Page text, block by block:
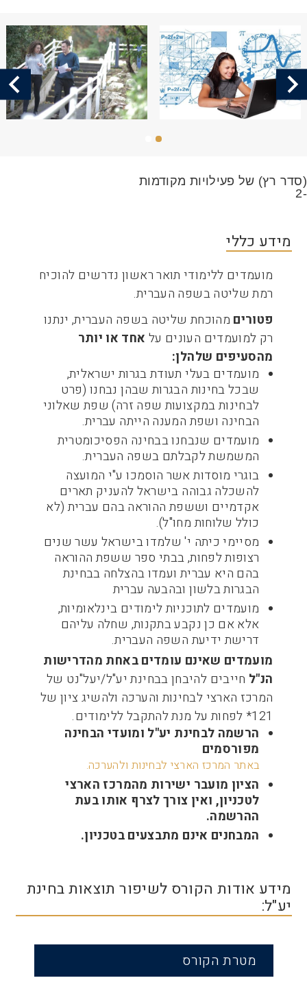
תמונה תמונה
(סדר רץ) של פעילויות מקודמות
-2
מידע כללי
מועמדים ללימודי תואר ראשון נדרשים להוכיח
רמת שליטה בשפה העברית.
פטורים מהוכחת שליטה בשפה העברית, ינתנו
רק למועמדים העונים על אחד או יותר
מהסעיפים שלהלן:
מועמדים בעלי תעודת בגרות ישראלית,
שבכל בחינות הבגרות שבהן נבחנו (פרט
לבחינות במקצועות שפה זרה) שפת שאלוני
הבחינה ושפת המענה הייתה עברית.
מועמדים שנבחנו בבחינה הפסיכומטרית
המשמשת לקבלתם בשפה העברית.
בוגרי מוסדות אשר הוסמכו ע"י המועצה
להשכלה גבוהה בישראל להעניק תארים
אקדמיים וששפת ההוראה בהם עברית (לא
כולל שלוחות מחו"ל).
מסיימי כיתה י' שלמדו בישראל עשר שנים
רצופות לפחות, בבתי ספר ששפת ההוראה
בהם היא עברית ועמדו בהצלחה בבחינת
הבגרות בלשון ובהבעה עברית
מועמדים לתוכניות לימודים בינלאומיות,
אלא אם כן נקבע בתקנות, שחלה עליהם
דרישת ידיעת השפה העברית.
מועמדים שאינם עומדים באחת מהדרישות
הנ"ל חייבים להיבחן בבחינת יע"ל/יעל"נט של
המרכז הארצי לבחינות והערכה ולהשיג ציון של
121* לפחות על מנת להתקבל ללימודים.
הרשמה לבחינת יע"ל ומועדי הבחינה
מפורסמים
באתר המרכז הארצי לבחינות ולהערכה.
הציון מועבר ישירות מהמרכז הארצי
לטכניון, ואין צורך לצרף אותו בעת
ההרשמה.
המבחנים אינם מתבצעים בטכניון.
מידע אודות הקורס לשיפור תוצאות בחינת
יע"ל:
מטרת הקורס